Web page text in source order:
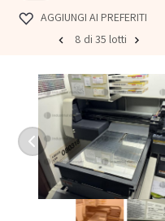
AGGIUNGI AI PREFERITI
8 di 35 lotti